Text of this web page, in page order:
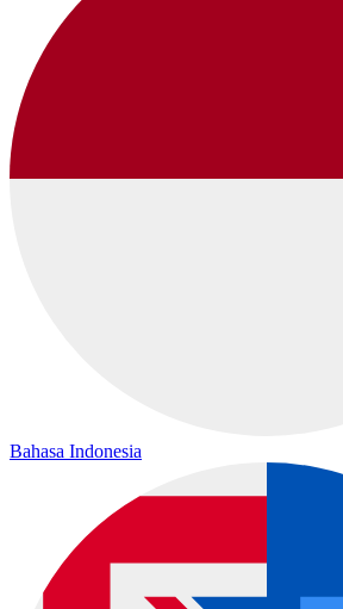
Bahasa Indonesia